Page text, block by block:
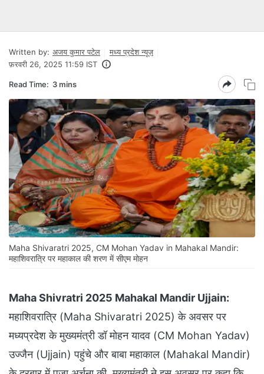
Written by: अजय कुमार पटेल
मध्य प्रदेश न्यूज़
फ़रवरी 26, 2025 11:59 IST
Read Time: 3 mins
Maha Shivaratri 2025, CM Mohan Yadav in Mahakal Mandir:
महाशिवरात्रि पर महाकाल की शरण में सीएम मोहन
Maha Shivratri 2025 Mahakal Mandir Ujjain:
महाशिवरात्रि (Maha Shivaratri 2025) के अवसर पर
मध्यप्रदेश के मुख्यमंत्री डॉ मोहन यादव (CM Mohan Yadav)
उज्जैन (Ujjain) पहुंचे और बाबा महाकाल (Mahakal Mandir)